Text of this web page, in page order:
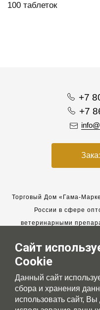
100 таблеток
+7
+7
Торговый Дом «Гама-
России в сфере
ветеринарными
Мы работаем с 2005 года.
новых клиентов и всегда
долгосрочные
Сайт
Cookie
Данный сайт
сбора и хранения
использовать сайт,